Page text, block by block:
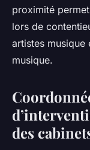
proximité
lors de
artistes musique
musique.
des